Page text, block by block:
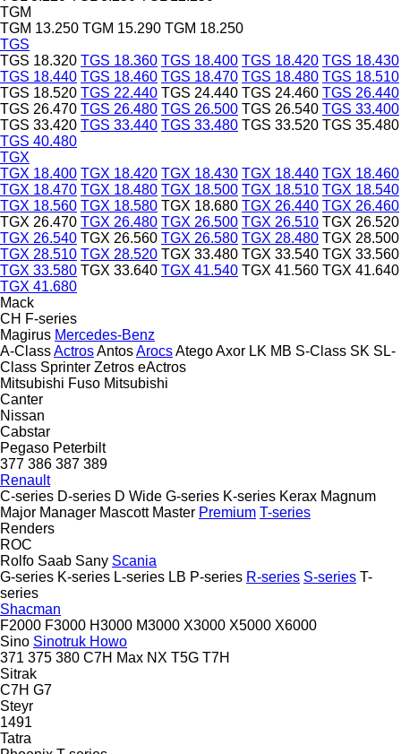
TGM
TGM 13.250 TGM 15.290 TGM 18.250
TGS
TGS 18.320 TGS 18.360 TGS 18.400 TGS 18.420 TGS 18.430
TGS 18.440 TGS 18.460 TGS 18.470 TGS 18.480 TGS 18.510
TGS 18.520 TGS 22.440 TGS 24.440 TGS 24.460 TGS 26.440
TGS 26.470 TGS 26.480 TGS 26.500 TGS 26.540 TGS 33.400
TGS 33.420 TGS 33.440 TGS 33.480 TGS 33.520 TGS 35.480
TGS 40.480
TGX
TGX 18.400 TGX 18.420 TGX 18.430 TGX 18.440 TGX 18.460
TGX 18.470 TGX 18.480 TGX 18.500 TGX 18.510 TGX 18.540
TGX 18.560 TGX 18.580 TGX 18.680 TGX 26.440 TGX 26.460
TGX 26.470 TGX 26.480 TGX 26.500 TGX 26.510 TGX 26.520
TGX 26.540 TGX 26.560 TGX 26.580 TGX 28.480 TGX 28.500
TGX 28.510 TGX 28.520 TGX 33.480 TGX 33.540 TGX 33.560
TGX 33.580 TGX 33.640 TGX 41.540 TGX 41.560 TGX 41.640
TGX 41.680
Mack
CH F-series
Magirus Mercedes-Benz
A-ClassActrosAntosArocsAtegoAxor LK MB S-Class SK SL-
Class Sprinter Zetros eActros
Mitsubishi Fuso Mitsubishi
Canter
Nissan
Cabstar
Pegaso Peterbilt
377 386 387 389
Renault
C-series D-series D Wide G-series K-series Kerax Magnum
Major Manager Mascott Master Premium T-series
Renders
ROC
Rolfo Saab Sany Scania
G-series K-series L-series LB P-series R-series S-series T-
series
Shacman
F2000 F3000 H3000 M3000 X3000 X5000 X6000
Sino Sinotruk Howo
371 375 380 C7H Max NX T5G T7H
Sitrak
C7H G7
Steyr
1491
Tatra